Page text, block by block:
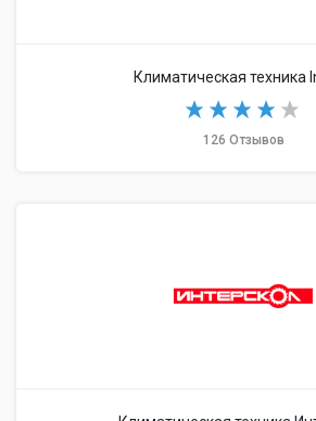
Климатическая техника
126 Отзывов